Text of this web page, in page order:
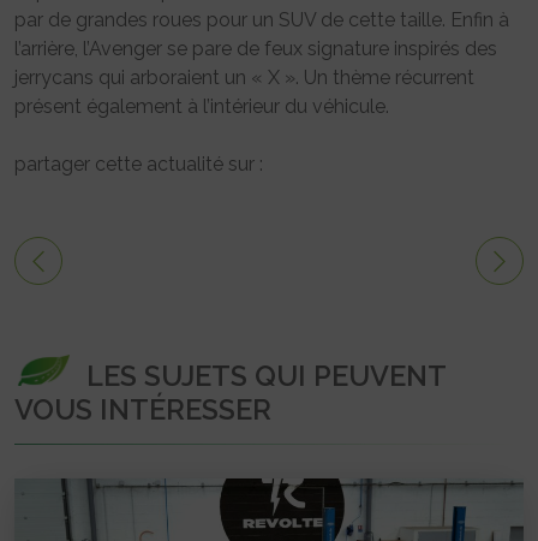
par de grandes roues pour un SUV de cette taille. Enfin à
l’arrière, l’Avenger se pare de feux signature inspirés des
jerrycans qui arboraient un « X ». Un thème récurrent
présent également à l’intérieur du véhicule.
partager cette actualité sur :
LES SUJETS QUI PEUVENT
VOUS INTÉRESSER